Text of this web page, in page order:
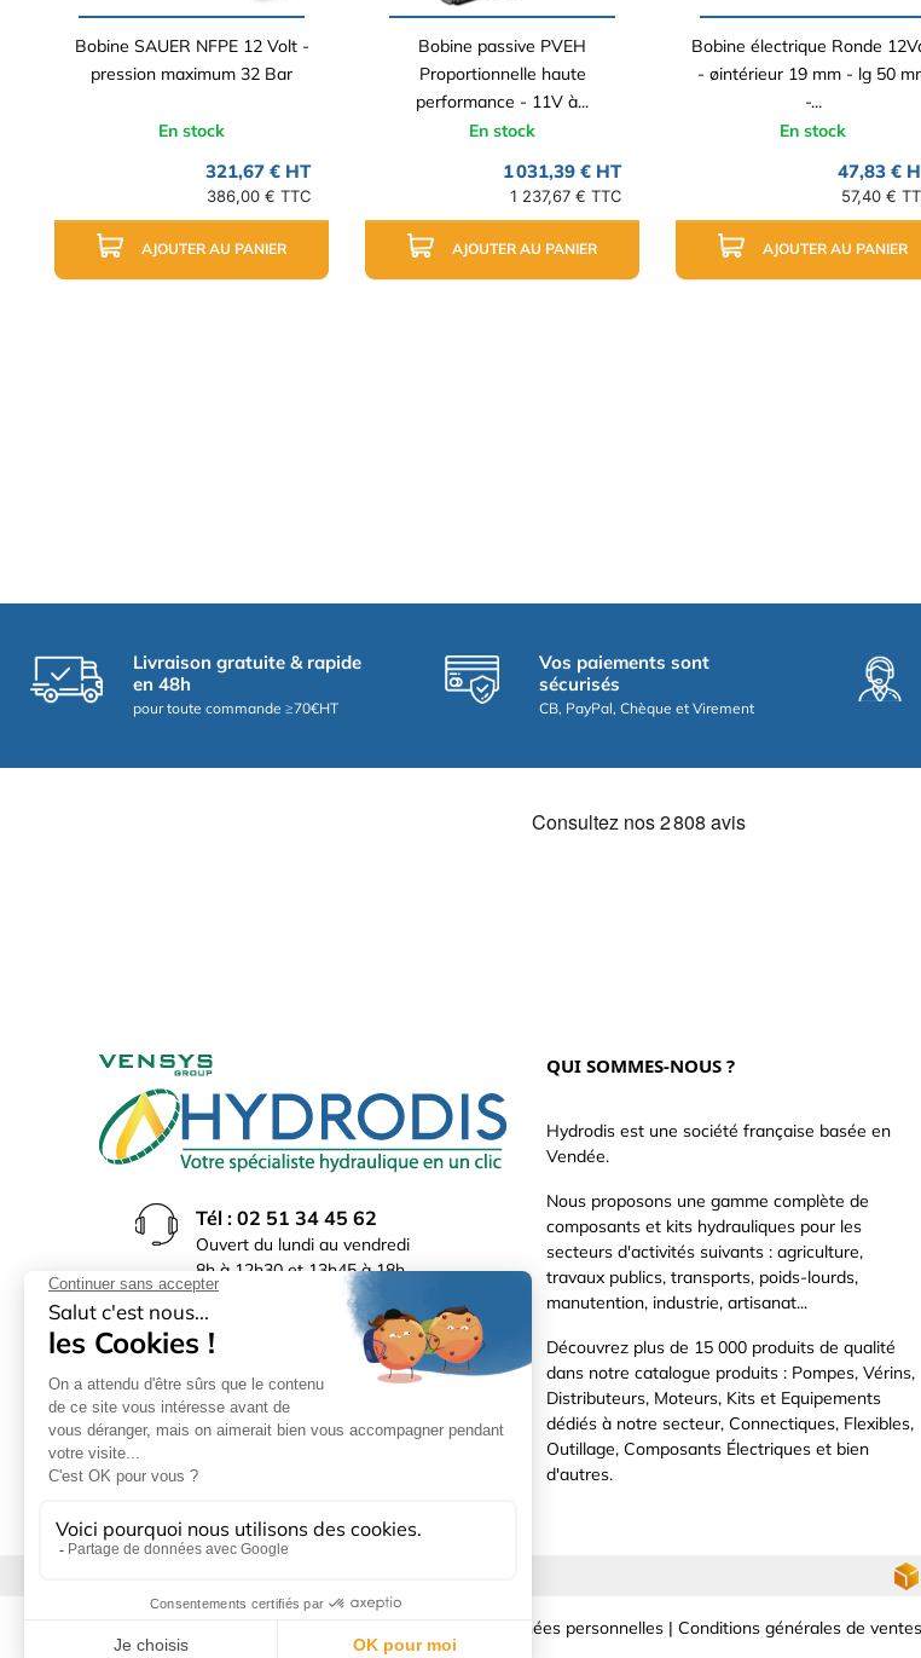
Bobine SAUER NFPE 12 Volt -
pression maximum 32 Bar
En stock
321,67 € HT
386,00 € TTC
AJOUTER AU PANIER
Bobine passive PVEH
Proportionnelle haute
performance - 11V à...
En stock
1 031,39 € HT
1 237,67 € TTC
AJOUTER AU PANIER
Bobine électrique Ronde
- øintérieur 19 mm - lg 50
-...
En stock
47,83 €
57,40 €
AJOUTER AU PANIER
Livraison gratuite & rapide
en 48h
pour toute commande ≥70€HT
Vos paiements sont
sécurisés
CB, PayPal, Chèque et Virement
Tél : 02 51 34 45 62
Ouvert du lundi au vendredi
8h à 12h30 et 13h45 à 18h
(17h30 le vendredi)
Rue du Bocage La Ribotière
85170 Le Poiré sur Vie
QUI SOMMES-NOUS ?
Hydrodis est une société française basée en
Vendée.
Nous proposons une gamme complète de
composants et kits hydrauliques pour les
secteurs d'activités suivants : agriculture,
travaux publics, transports, poids-lourds,
manutention, industrie, artisanat...
Découvrez plus de 15 000 produits de qualité
dans notre catalogue produits : Pompes, Vérins,
Distributeurs, Moteurs, Kits et Equipements
dédiés à notre secteur, Connectiques, Flexibles,
Outillage, Composants Électriques et bien
d'autres.
Données personnelles | Conditions générales de ventes